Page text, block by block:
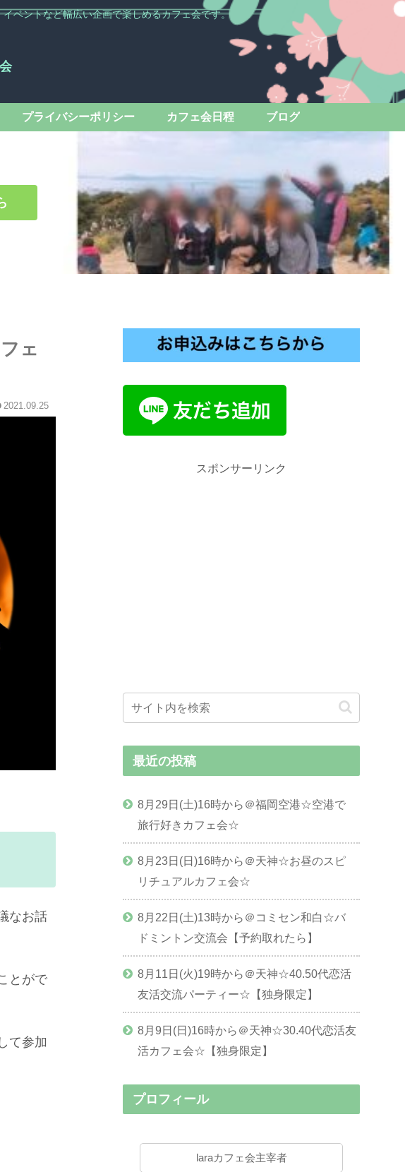
ベントなど幅広い企画で楽しめるカフェ会です。
プライバシーポリシー カフェ会日程 ブログ
ェ
2021.09.25
なお話
とがで
て参加
スポンサーリンク
最近の投稿
8月29日(土)16時から＠福岡空港☆空港で
旅行好きカフェ会☆
8月23日(日)16時から＠天神☆お昼のスピ
リチュアルカフェ会☆
8月22日(土)13時から＠コミセン和白☆バ
ドミントン交流会【予約取れたら】
8月11日(火)19時から＠天神☆40.50代恋活
友活交流パーティー☆【独身限定】
8月9日(日)16時から＠天神☆30.40代恋活友
活カフェ会☆【独身限定】
プロフィール
laraカフェ会主宰者